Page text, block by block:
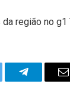
região no g1
Telegram